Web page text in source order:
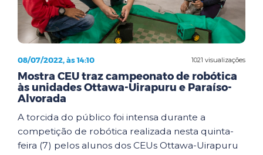
1021 visualizações
08/07/2022, às 14:10
Mostra CEU traz campeonato de robótica
às unidades Ottawa-Uirapuru e Paraíso-
Alvorada
A torcida do público foi intensa durante a
competição de robótica realizada nesta quinta-
feira (7) pelos alunos dos CEUs Ottawa-Uirapuru